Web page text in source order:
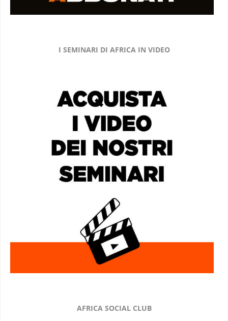
I SEMINARI DI AFRICA IN VIDEO
AFRICA SOCIAL CLUB